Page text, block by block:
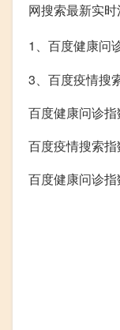
网搜索最新实
1、百度健康问
3、百度疫情搜
百度健康问诊
百度疫情搜索
百度健康问诊